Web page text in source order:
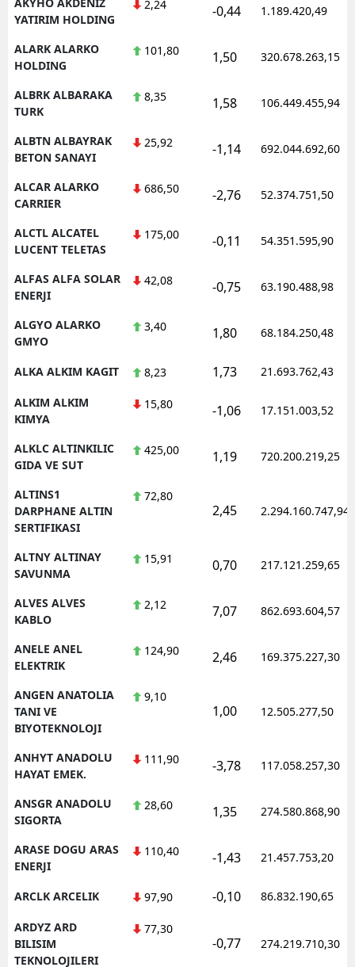
YATIRIM HOLDING
2,24 -0,44 1.189.420,49
ALARK ALARKO
HOLDING
101,80 1,50 320.678.263,15
ALBRK ALBARAKA
TURK
8,35 1,58 106.449.455,94
ALBTN ALBAYRAK
BETON SANAYI
25,92 -1,14 692.044.692,60
ALCAR ALARKO
CARRIER
686,50 -2,76 52.374.751,50
ALCTL ALCATEL
LUCENT TELETAS
175,00 -0,11 54.351.595,90
ALFAS ALFA SOLAR
ENERJI
42,08 -0,75 63.190.488,98
ALGYO ALARKO
GMYO
3,40 1,80 68.184.250,48
ALKA ALKIM KAGIT 8,23 1,73 21.693.762,43
ALKIM ALKIM
KIMYA
15,80 -1,06 17.151.003,52
ALKLC ALTINKILIC
GIDA VE SUT
425,00 1,19 720.200.219,25
ALTINS1
DARPHANE ALTIN
SERTIFIKASI
72,80
2,45 2.294.160.747,94
ALTNY ALTINAY
SAVUNMA
15,91 0,70 217.121.259,65
ALVES ALVES
KABLO
2,12 7,07 862.693.604,57
ANELE ANEL
ELEKTRIK
124,90 2,46 169.375.227,30
ANGEN ANATOLIA
TANI VE
BIYOTEKNOLOJI
9,10
1,00 12.505.277,50
ANHYT ANADOLU
HAYAT EMEK.
111,90 -3,78 117.058.257,30
ANSGR ANADOLU
SIGORTA
28,60 1,35 274.580.868,90
ARASE DOGU ARAS
ENERJI
110,40 -1,43 21.457.753,20
ARCLK ARCELIK 97,90 -0,10 86.832.190,65
ARDYZ ARD
BILISIM
TEKNOLOJILERI
77,30
-0,77 274.219.710,30